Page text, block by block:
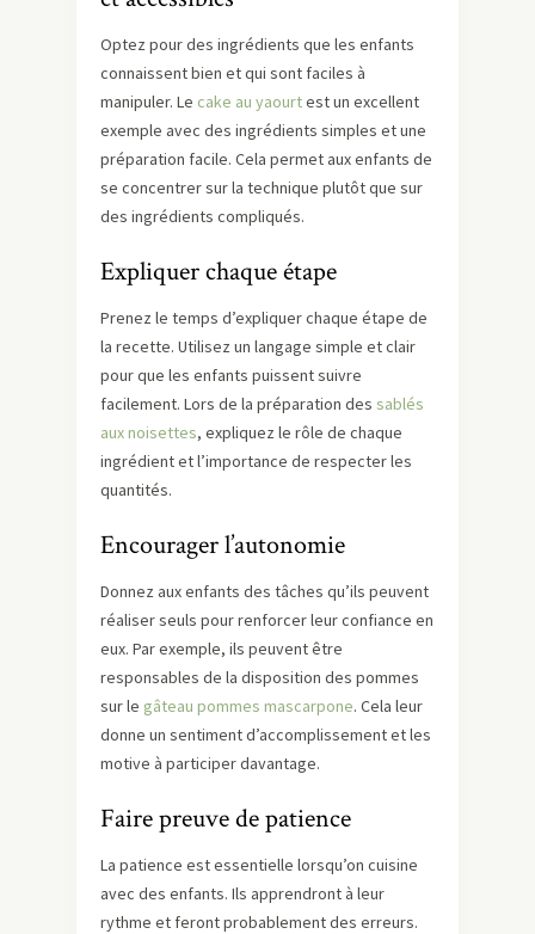
Optez pour des ingrédients que les enfants
connaissent bien et qui sont faciles à
manipuler. Le cake au yaourtest un excellent
exemple avec des ingrédients simples et une
préparation facile. Cela permet aux enfants de
se concentrer sur la technique plutôt que sur
des ingrédients compliqués.
Expliquer chaque étape
Prenez le temps d’expliquer chaque étape de
la recette. Utilisez un langage simple et clair
pour que les enfants puissent suivre
facilement. Lors de la préparation des sablés
aux noisettes, expliquez le rôle de chaque
ingrédient et l’importance de respecter les
quantités.
Encourager l’autonomie
Donnez aux enfants des tâches qu’ils peuvent
réaliser seuls pour renforcer leur confiance en
eux. Par exemple, ils peuvent être
responsables de la disposition des pommes
sur le gâteau pommes mascarpone. Cela leur
donne un sentiment d’accomplissement et les
motive à participer davantage.
Faire preuve de patience
La patience est essentielle lorsqu’on cuisine
avec des enfants. Ils apprendront à leur
rythme et feront probablement des erreurs.